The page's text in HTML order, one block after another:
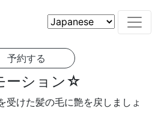
予約する
ーション☆
受けた髪の毛に艶を戻しましょ